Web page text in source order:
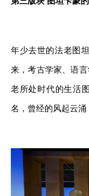
年少去世的法老图
来，考古学家、语
老所处时代的生活
名，曾经的风起云涌